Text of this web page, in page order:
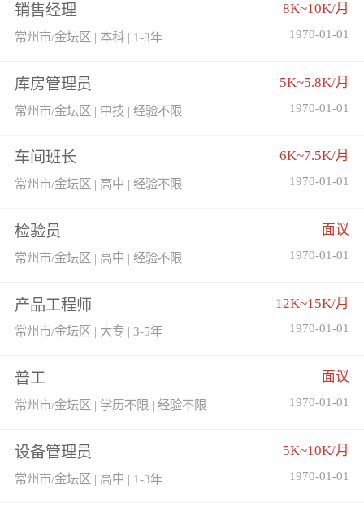
销售经理 8K~10K/月
常州市/金坛区 | 本科 | 1-3年 1970-01-01
库房管理员 5K~5.8K/月
常州市/金坛区 | 中技 | 经验不限 1970-01-01
车间班长 6K~7.5K/月
常州市/金坛区 | 高中 | 经验不限 1970-01-01
检验员 面议
常州市/金坛区 | 高中 | 经验不限 1970-01-01
产品工程师 12K~15K/月
常州市/金坛区 | 大专 | 3-5年 1970-01-01
普工 面议
常州市/金坛区 | 学历不限 | 经验不限 1970-01-01
设备管理员 5K~10K/月
常州市/金坛区 | 高中 | 1-3年 1970-01-01